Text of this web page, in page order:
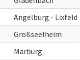
Angelburg - Lixfeld
Großseelheim
Marburg